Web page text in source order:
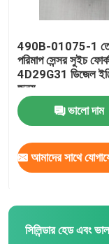
490B-01075-1
পরিমাপ সেন্সর সুইচ
4D29G31 ডিজেল
জন্য
ভালো দাম
আমাদের সাথে
সিলিন্ডার হেড এবং